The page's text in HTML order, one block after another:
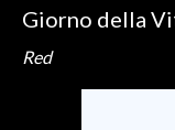
INFO AZIENDE
ABBONATI
Giorno della
Red